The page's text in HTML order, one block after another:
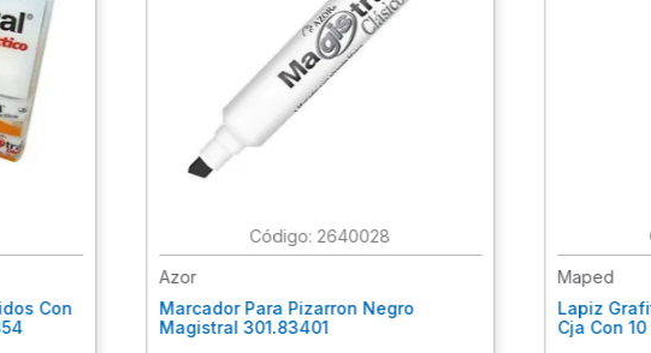
Con
: 2640028
Azor
Marcador Para Pizarron Negro
Magistral 301.83401
Maped
Lapiz
Cja Con